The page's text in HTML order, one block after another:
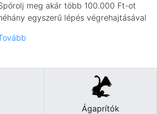
meg akár több 100.000 Ft-ot
egyszerű lépés végrehajtásával
Ágaprítók